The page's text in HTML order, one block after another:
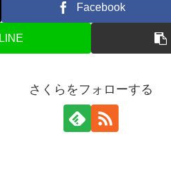
Facebook
LINE
さくらをフォローする